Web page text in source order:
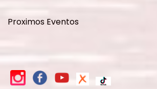
Proximos Eventos